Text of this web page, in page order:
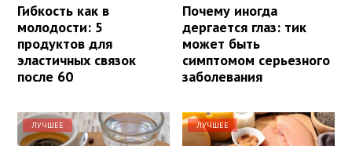
Гибкость как в
молодости: 5
продуктов для
эластичных связок
после 60
Почему иногда
дергается глаз: тик
может быть
симптомом серьезного
заболевания
ЛУЧШЕЕ ЛУЧШЕЕ